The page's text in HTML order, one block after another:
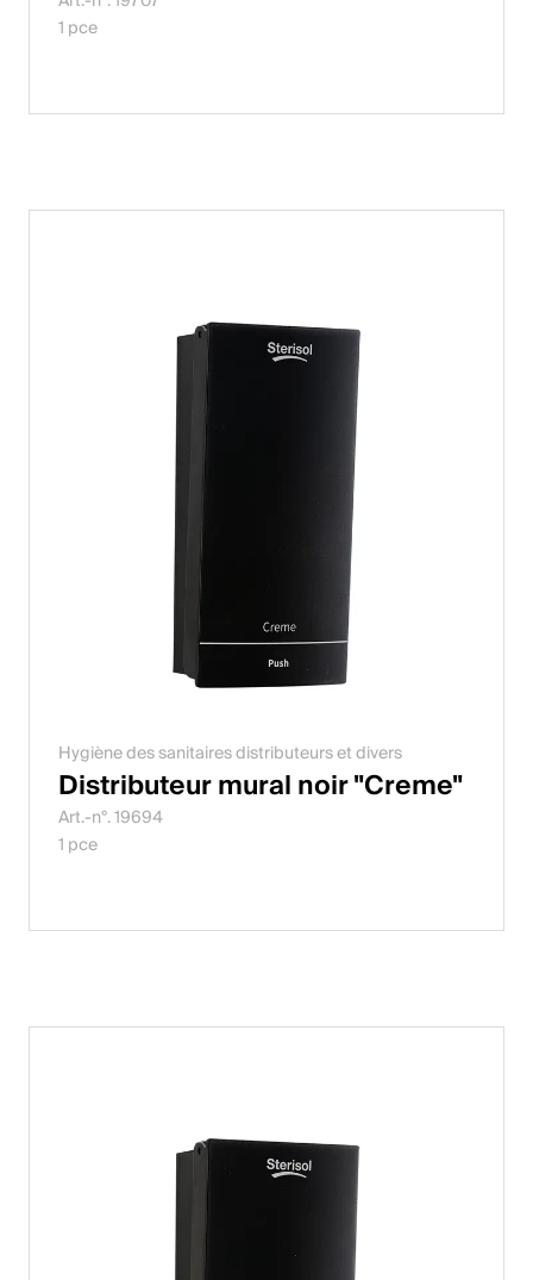
1 pce
Hygiène des sanitaires distributeurs et divers
Distributeur mural noir "Creme"
Art.-n°. 19694
1 pce